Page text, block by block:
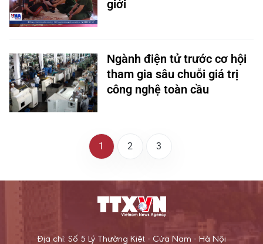
giới
Ngành điện tử trước cơ hội
tham gia sâu chuỗi giá trị
công nghệ toàn cầu
1 2 3
Địa chỉ: Số 5 Lý Thường Kiệt - Cửa Nam - Hà Nội